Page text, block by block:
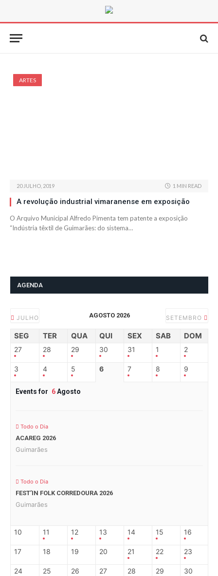
ARTES
20 JULHO, 2019 1 MIN READ
A revolução industrial vimaranense em exposição
O Arquivo Municipal Alfredo Pimenta tem patente a exposição
“Indústria têxtil de Guimarães: do sistema…
AGENDA
JULHO AGOSTO 2026 SETEMBRO
SEG TER QUA QUI SEX SAB DOM
27 28 29 30 31 1 2
3 4 5 6 7 8 9
Events for 6Agosto
Todo o Dia
ACAREG 2026
Guimarães
Todo o Dia
FEST’IN FOLK CORREDOURA 2026
Guimarães
10 11 12 13 14 15 16
17 18 19 20 21 22 23
24 25 26 27 28 29 30